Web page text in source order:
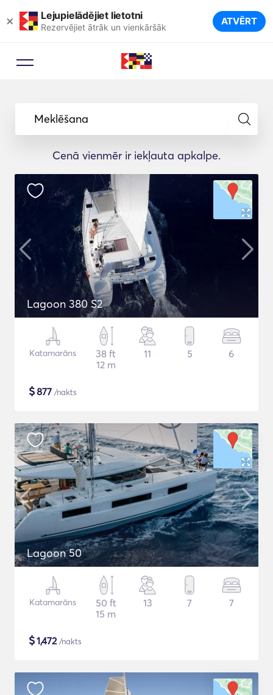
× Lejupielādējiet lietotni
Rezervējiet ātrāk un vienkāršāk ATVĒRT
Meklēšana
Cenā vienmēr ir iekļauta apkalpe.
Lagoon 380 S2
Katamarāns
38 ft
12 m
11 5 6
$877 /nakts
Lagoon 50
Katamarāns
50 ft
15 m
13 7 7
$1,472/nakts